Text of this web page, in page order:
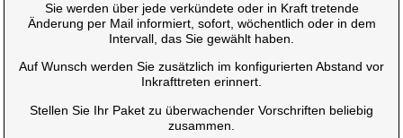
Sie werden über jede verkündete oder in Kraft tretende
Änderung per Mail informiert, sofort, wöchentlich oder in dem
Intervall, das Sie gewählt haben.
Auf Wunsch werden Sie zusätzlich im konfigurierten Abstand vor
Inkrafttreten erinnert.
Stellen Sie Ihr Paket zu überwachender Vorschriften beliebig
zusammen.